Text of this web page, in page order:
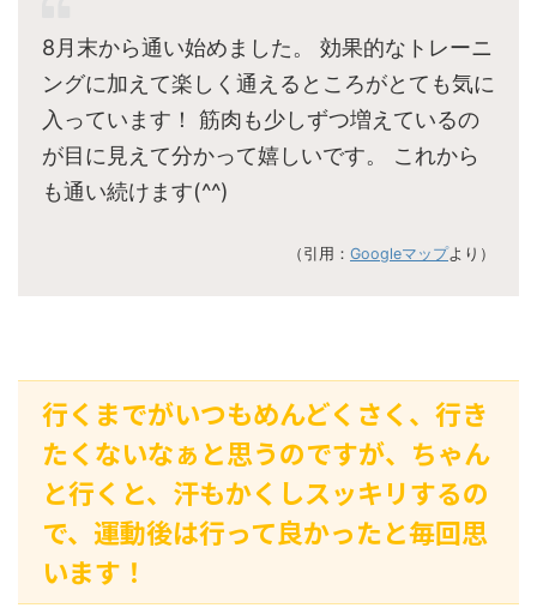
8月末から通い始めました。 効果的なトレーニ
ングに加えて楽しく通えるところがとても気に
入っています！ 筋肉も少しずつ増えているの
が目に見えて分かって嬉しいです。 これから
も通い続けます(^^)
（引用： Googleマップより）
行くまでがいつもめんどくさく、行き
たくないなぁと思うのですが、ちゃん
と行くと、汗もかくしスッキリするの
で、運動後は行って良かったと毎回思
います！